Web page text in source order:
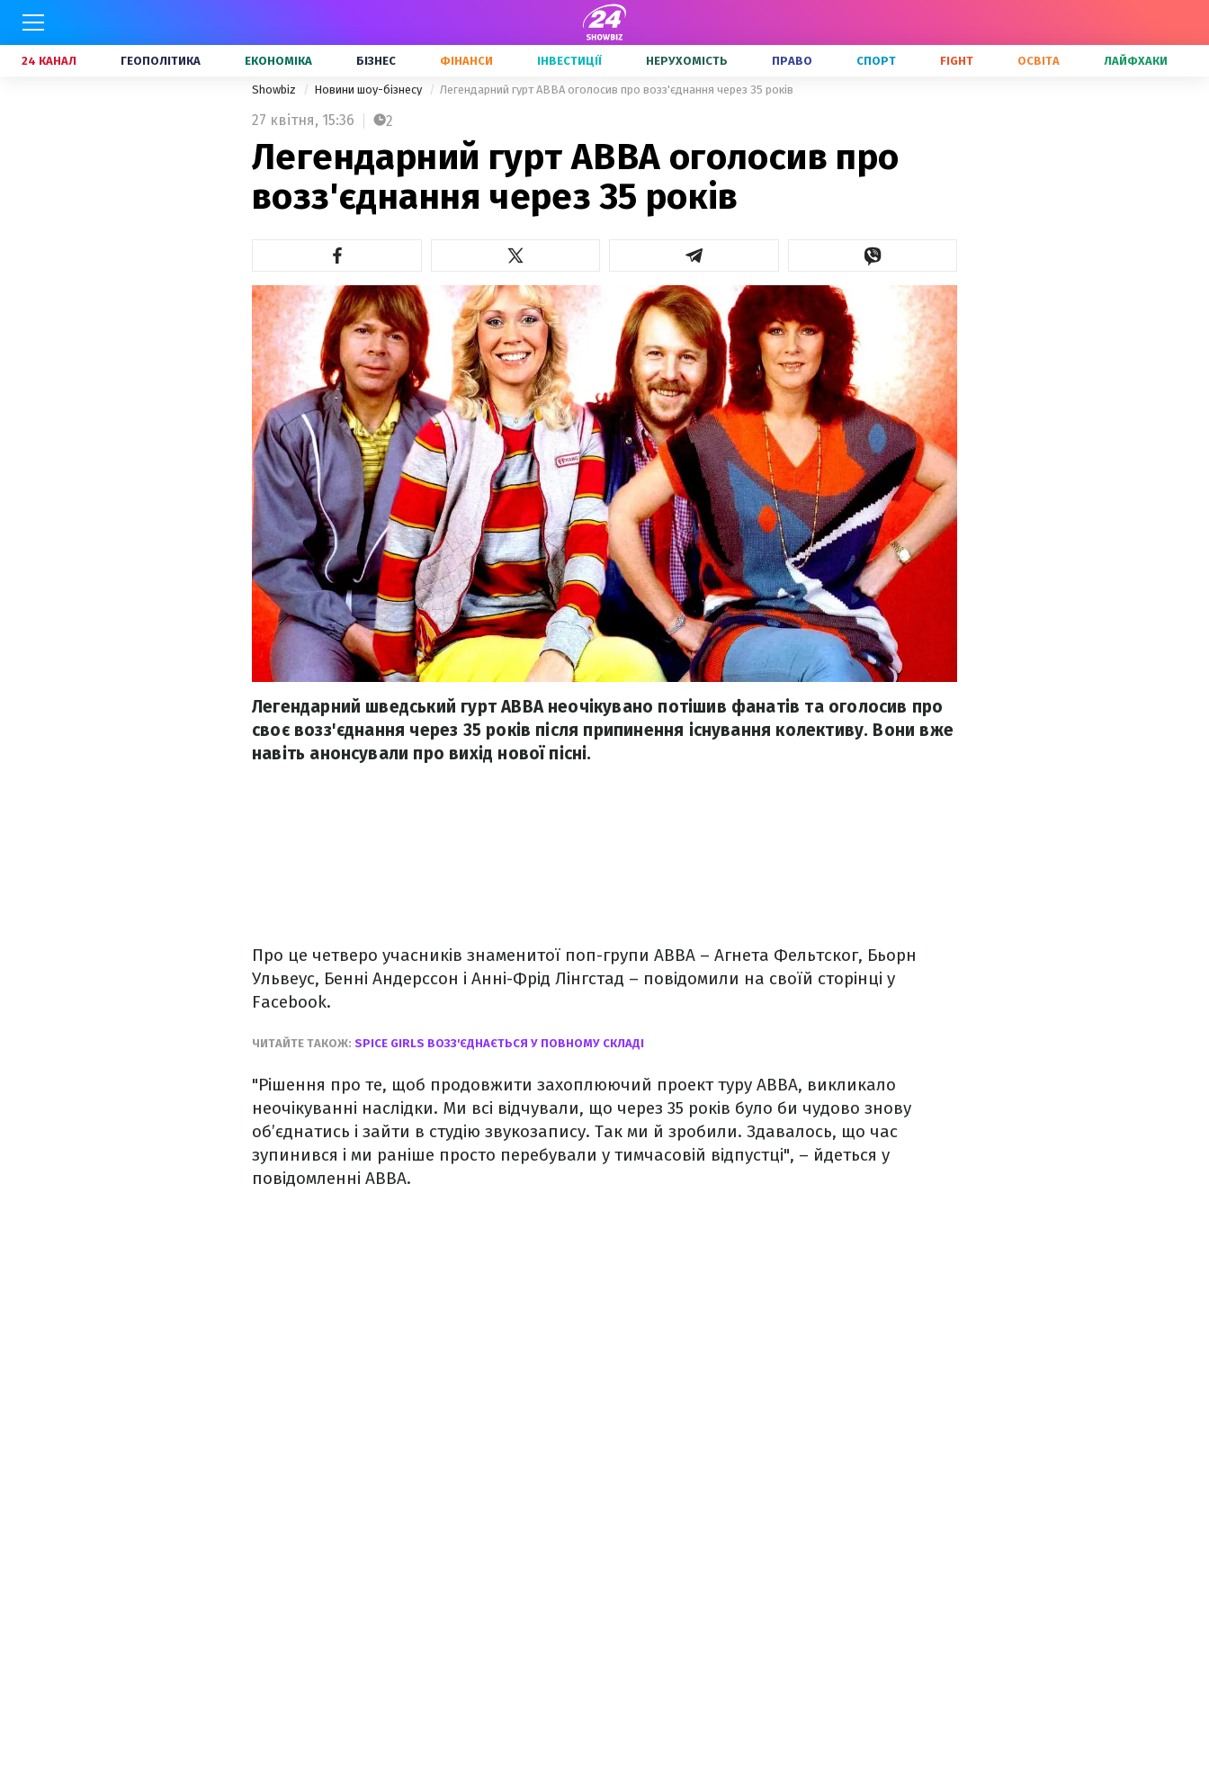
24 КАНАЛ ГЕОПОЛІТИКА ЕКОНОМІКА БІЗНЕС ФІНАНСИ ІНВЕСТИЦІЇ НЕРУХОМІСТЬ ПРАВО СПОРТ FIGHT ОСВІТА ЛАЙФХАКИ
Showbiz Новини шоу-бізнесу Легендарний гурт ABBA оголосив про возз'єднання через 35 років
27 квітня, 15:36 2
Легендарний гурт ABBA оголосив про
возз'єднання через 35 років
Легендарний шведський гурт ABBA неочікувано потішив фанатів та оголосив про
своє возз'єднання через 35 років після припинення існування колективу. Вони вже
навіть анонсували про вихід нової пісні.
Про це четверо учасників знаменитої поп-групи ABBA – Агнета Фельтског, Бьорн
Ульвеус, Бенні Андерссон і Анні-Фрід Лінгстад – повідомили на своїй сторінці у
Facebook.
ЧИТАЙТЕ ТАКОЖ: SPICE GIRLS ВОЗЗ'ЄДНАЄТЬСЯ У ПОВНОМУ СКЛАДІ
"Рішення про те, щоб продовжити захоплюючий проект туру ABBA, викликало
неочікуванні наслідки. Ми всі відчували, що через 35 років було би чудово знову
об’єднатись і зайти в студію звукозапису. Так ми й зробили. Здавалось, що час
зупинився і ми раніше просто перебували у тимчасовій відпустці", – йдеться у
повідомленні ABBA.